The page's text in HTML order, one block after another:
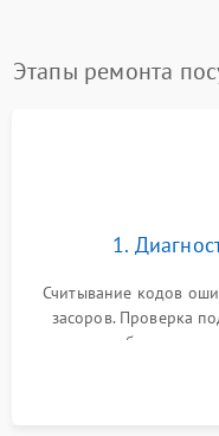
воды
Проблемы с
Этапы ремонта
1.
Считывание кодов
засоров. Проверка
жалоб на
разбрызгивателей